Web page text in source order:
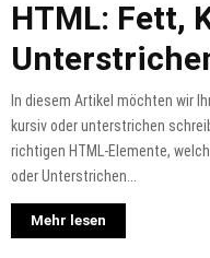
HTML: Fett,
In diesem Artikel möchten wir
kursiv oder unterstrichen
richtigen HTML-Elemente,
oder Unterstrichen...
Mehr lesen